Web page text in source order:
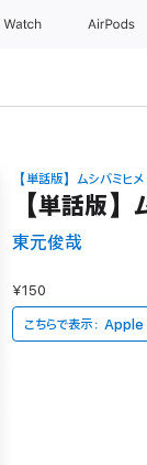
Watch AirPods
【単話版】ムシバミヒメ
【単話版】
東元俊哉
¥150
こちらで表示： Apple